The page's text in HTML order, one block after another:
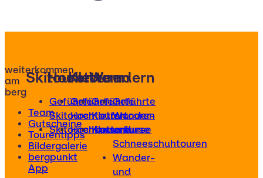
weiterkommen
am
berg
Team
Gutscheine
Tourentipps
Bildergalerie
bergpunkt
App
Skitouren
Geführte
Skitouren
Skitourenkurse
Hochtouren
Geführte
Hochtouren
Hochtourenkurse
Klettern
Geführte
Klettertouren
Kletterkurse
Wandern
Geführte
Wander-
und
Schneeschuhtouren
Wander-
und